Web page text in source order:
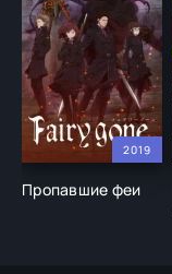
2019
Пропавшие феи